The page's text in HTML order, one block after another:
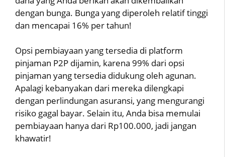
dengan bunga. Bunga yang diperoleh relatif tinggi
dan mencapai 16% per tahun!
Opsi pembiayaan yang tersedia di platform
pinjaman P2P dijamin, karena 99% dari opsi
pinjaman yang tersedia didukung oleh agunan.
Apalagi kebanyakan dari mereka dilengkapi
dengan perlindungan asuransi, yang mengurangi
risiko gagal bayar. Selain itu, Anda bisa memulai
pembiayaan hanya dari Rp100.000, jadi jangan
khawatir!